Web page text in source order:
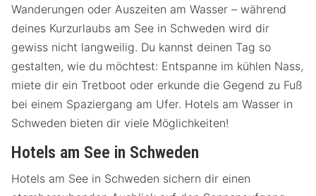
Wanderungen oder Auszeiten am Wasser – während
deines Kurzurlaubs am See in Schweden wird dir
gewiss nicht langweilig. Du kannst deinen Tag so
gestalten, wie du möchtest: Entspanne im kühlen Nass,
miete dir ein Tretboot oder erkunde die Gegend zu Fuß
bei einem Spaziergang am Ufer. Hotels am Wasser in
Schweden bieten dir viele Möglichkeiten!
Hotels am See in Schweden
Hotels am See in Schweden sichern dir einen